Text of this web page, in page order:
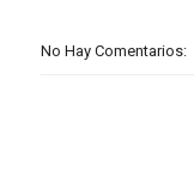
No Hay Comentarios: